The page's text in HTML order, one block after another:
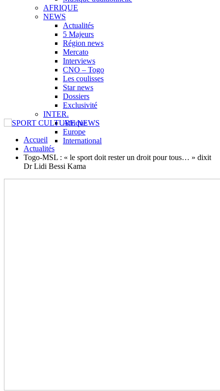
AFRIQUE
NEWS
Actualités
5 Majeurs
Région news
Mercato
Interviews
CNO – Togo
Les coulisses
Star news
Dossiers
Exclusivité
INTER.
Afrique
Europe
International
Accueil
Actualités
Togo-MSL : « le sport doit rester un droit pour tous… » dixit
Dr Lidi Bessi Kama